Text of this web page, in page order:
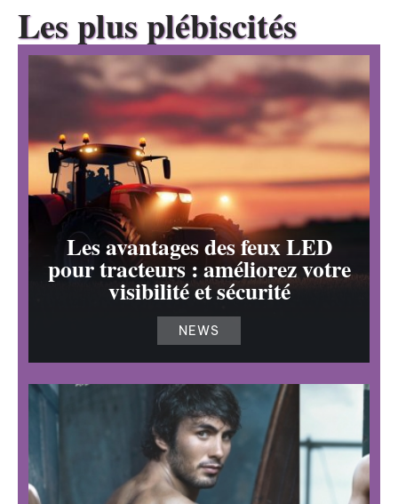
Les plus plébiscités
Les avantages des feux LED
pour tracteurs : améliorez votre
visibilité et sécurité
NEWS